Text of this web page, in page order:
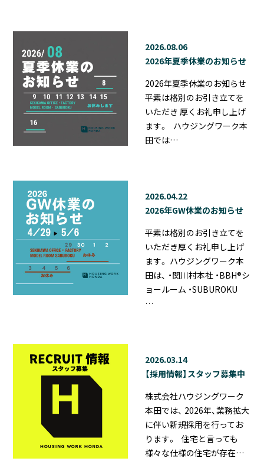
2026.08.06
2026年夏季休業のお知らせ
2026年夏季休業のお知らせ
平素は格別のお引き立てを
いただき 厚くお礼申し上げ
ます。 ハウジングワーク本
田では…
2026.04.22
2026年GW休業のお知らせ
平素は格別のお引き立てを
いただき厚くお礼申し上げ
ます。 ハウジングワーク本
田は、 ・関川村本社 ・BBH®シ
ョールーム ・SUBUROKU
…
2026.03.14
【採用情報】スタッフ募集中
株式会社ハウジングワーク
本田では、 2026年、業務拡大
に伴い新規採用を行ってお
ります。 住宅と言っても
様々な仕様の住宅が存在…